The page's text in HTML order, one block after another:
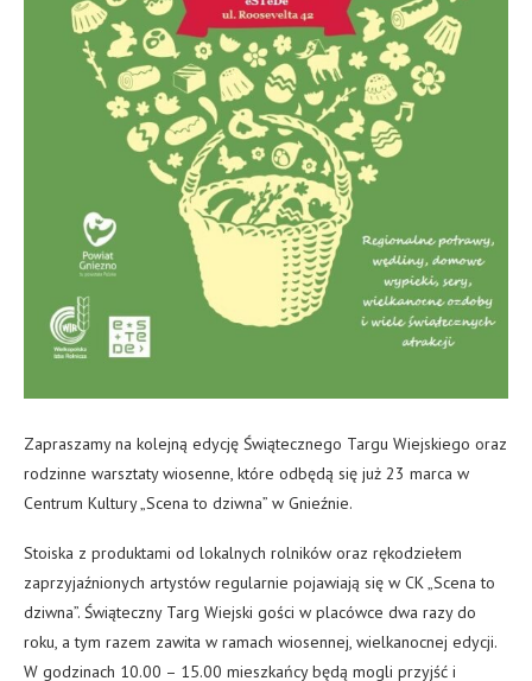
Zapraszamy na kolejną edycję Świątecznego Targu Wiejskiego oraz
rodzinne warsztaty wiosenne, które odbędą się już 23 marca w
Centrum Kultury „Scena to dziwna” w Gnieźnie.
Stoiska z produktami od lokalnych rolników oraz rękodziełem
zaprzyjaźnionych artystów regularnie pojawiają się w CK „Scena to
dziwna”. Świąteczny Targ Wiejski gości w placówce dwa razy do
roku, a tym razem zawita w ramach wiosennej, wielkanocnej edycji.
W godzinach 10.00 – 15.00 mieszkańcy będą mogli przyjść i